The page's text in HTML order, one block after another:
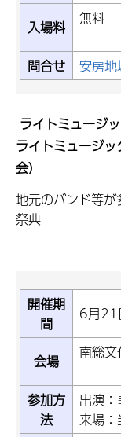
入場料
問合せ 安房
ライトミュージ
ライトミュージ
会）
地元のバンド等
祭典
開催期
間
6月21
会場 南
参加方
法
出演
来場：